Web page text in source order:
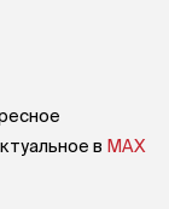
в MAX